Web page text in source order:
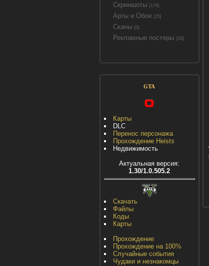
Скриншоты [176]
Арты и Обои [35]
Сканы [0]
Рекламные постеры [26]
GTA
Карты
DLC
Перенос персонажа
Прохождение Heists
Недвижимость
Актуальная версия:
1.30/1.0.505.2
Скачать
Файлы
Коды
Карты
Прохождение
Прохождение на 100%
Случайные события
Чудаки и незнакомцы